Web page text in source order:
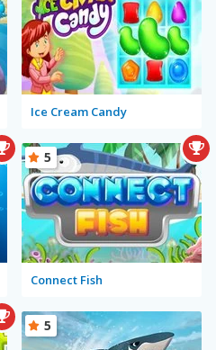
Ice Cream Candy
Connect Fish
5
5